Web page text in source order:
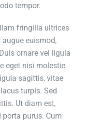
tempor.
fringilla ultrices
euismod,
ornare vel ligula
eget nisi molestie
sagittis, vitae
turpis. Sed
Ut diam est,
purus. Cum